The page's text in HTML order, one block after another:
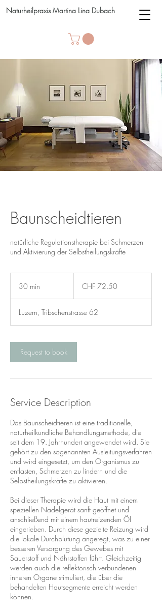
Naturheilpraxis Martina Lina Dubach
Baunscheidtieren
natürliche Regulationstherapie bei Schmerzen
und Aktivierung der Selbstheilungskräfte
30 min
n
francsCHF 72.50
Luzern, Tribschenstrasse 62
Request to book
Service Description
Das Baunscheidtieren ist eine traditionelle,
naturheilkundliche Behandlungsmethode, die
seit dem 19. Jahrhundert angewendet wird. Sie
gehört zu den sogenannten Ausleitungsverfahren
und wird eingesetzt, um den Organismus zu
entlasten, Schmerzen zu lindern und die
Selbstheilungskräfte zu aktivieren.
Bei dieser Therapie wird die Haut mit einem
speziellen Nadelgerät sanft geöffnet und
anschließend mit einem hautreizenden Öl
eingerieben. Durch diese gezielte Reizung wird
die lokale Durchblutung angeregt, was zu einer
besseren Versorgung des Gewebes mit
Sauerstoff und Nährstoffen führt. Gleichzeitig
werden auch die reflektorisch verbundenen
inneren Organe stimuliert, die über die
behandelten Hautsegmente erreicht werden
können.